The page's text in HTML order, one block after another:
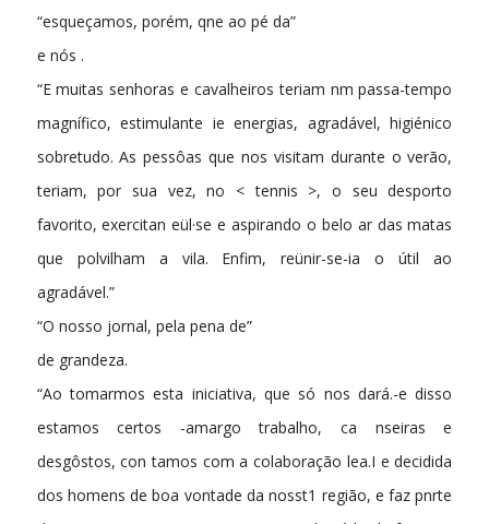
“esqueçamos, porém, qne ao pé da”
e nós .
“E muitas senhoras e cavalheiros teriam nm passa-tempo
magnífico, estimulante ie energias, agradável, higiénico
sobretudo. As pessôas que nos visitam durante o verão,
teriam, por sua vez, no < tennis >, o seu desporto
favorito, exercitan­ eül·se e aspirando o belo ar das matas
que polvilham a vila. Enfim, reünir-se-ia o útil ao
agradável.”
“O nosso jornal, pela pena de”
de grandeza.
“Ao tomarmos esta iniciativa, que só nos dará.-e disso
estamos certos -amargo trabalho, ca nseiras e
desgôstos, con­ tamos com a colaboração lea.I e decidida
dos homens de boa vontade da nosst1 região, e faz pnrte